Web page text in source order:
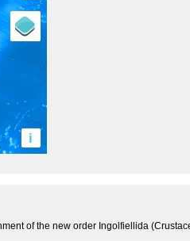
i
of the new order Ingolfiellida